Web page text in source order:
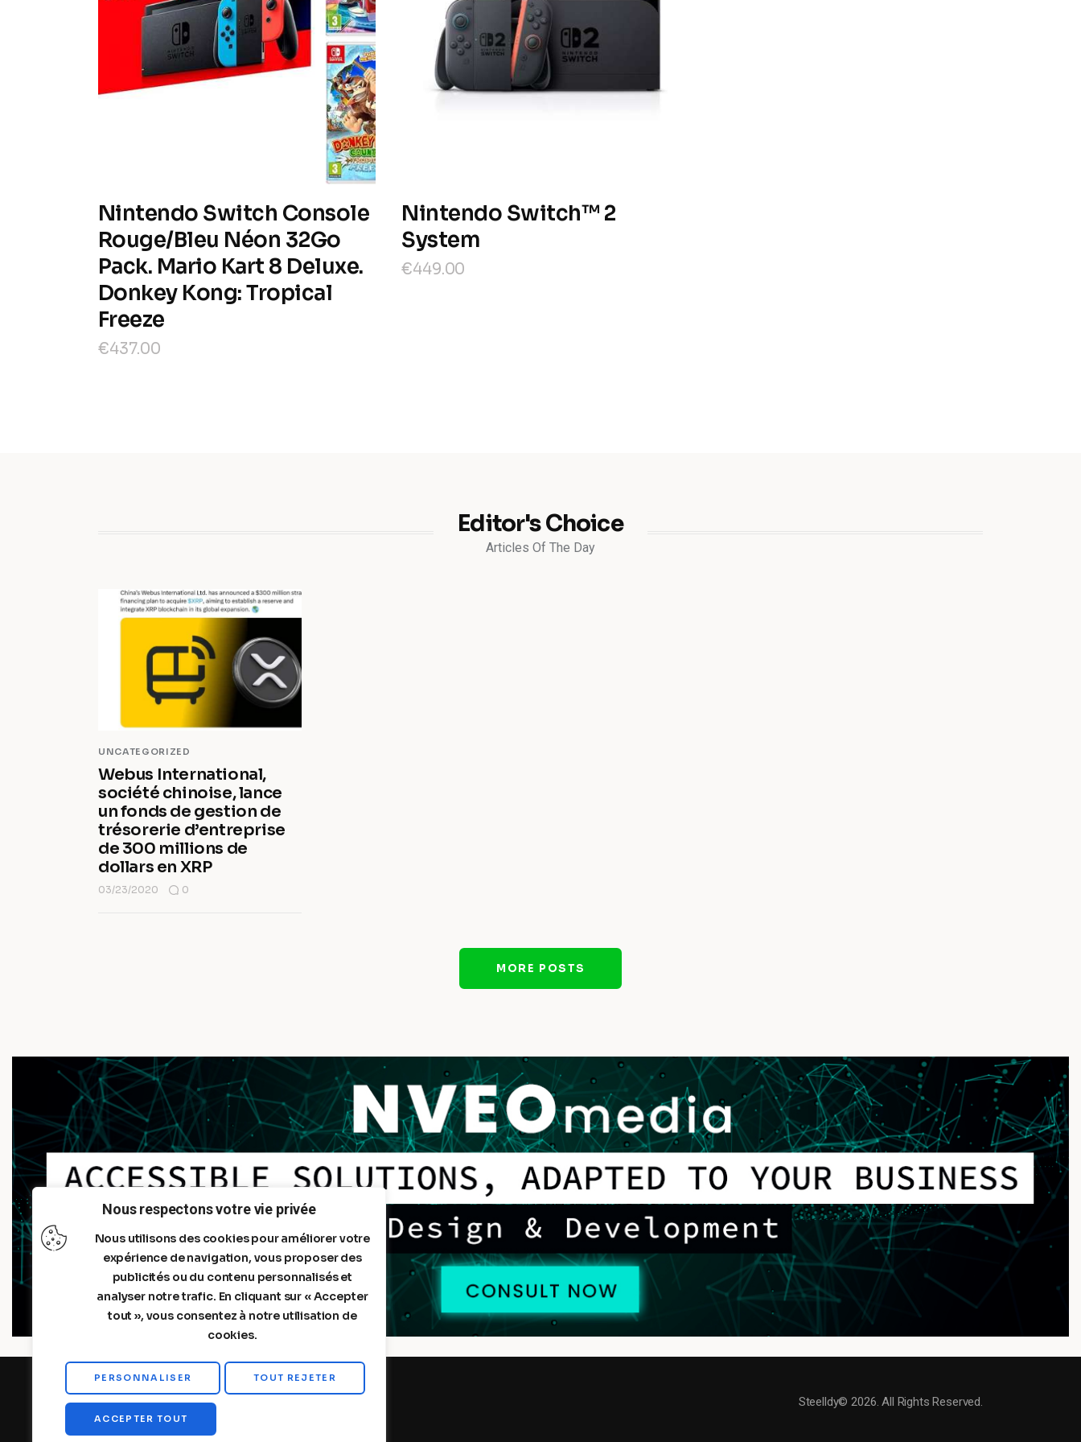
Nous respectons votre vie privée
Nous utilisons des cookies pour améliorer votre
expérience de navigation, vous proposer des
publicités ou du contenu personnalisés et
analyser notre trafic. En cliquant sur « Accepter
tout », vous consentez à notre utilisation de
cookies.
PERSONNALISER TOUT REJETER
ACCEPTER TOUT
Nintendo Switch Console
Rouge/Bleu Néon 32Go
Pack. Mario Kart 8 Deluxe.
Donkey Kong: Tropical
Freeze
€437.00
Nintendo Switch™ 2
System
€449.00
Editor's Choice
Articles Of The Day
UNCATEGORIZED
Webus International,
société chinoise, lance
un fonds de gestion de
trésorerie d’entreprise
de 300 millions de
dollars en XRP
03/23/2020 0
MORE POSTS
MENTIONS LEGALES Steelldy© 2026. All Rights Reserved.